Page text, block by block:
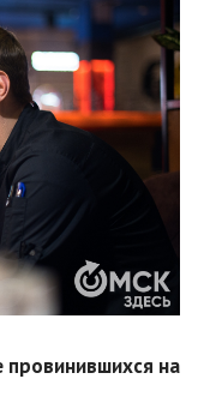
провинившихся на